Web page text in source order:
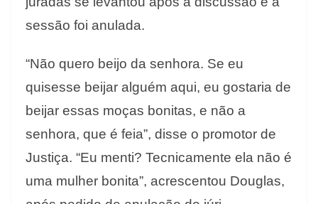
sessão foi anulada.
“Não quero beijo da senhora. Se eu
quisesse beijar alguém aqui, eu gostaria de
beijar essas moças bonitas, e não a
senhora, que é feia”, disse o promotor de
Justiça. “Eu menti? Tecnicamente ela não é
uma mulher bonita”, acrescentou Douglas,